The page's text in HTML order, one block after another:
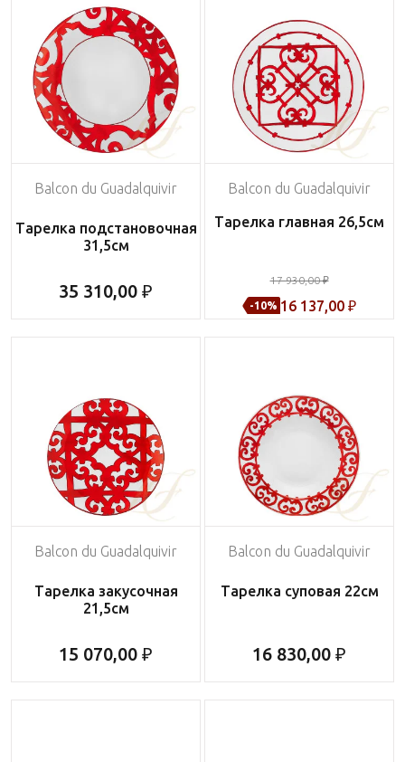
Balcon du Guadalquivir
Тарелка подстановочная
31,5см
35 310,00 ₽
Balcon du Guadalquivir
Тарелка главная 26,5см
17 930,00 ₽
-10% 16 137,00 ₽
Balcon du Guadalquivir
Тарелка закусочная
21,5см
15 070,00 ₽
Balcon du Guadalquivir
Тарелка суповая 22см
16 830,00 ₽